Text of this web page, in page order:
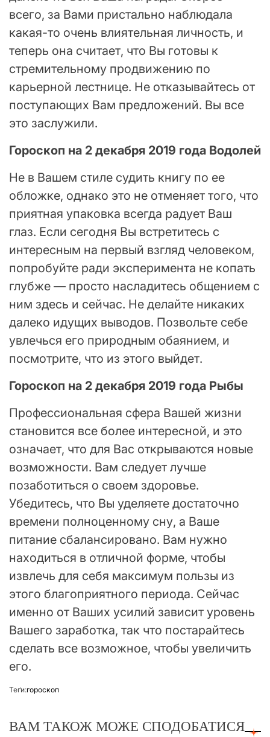
всего, за Вами пристально наблюдала
какая-то очень влиятельная личность, и
теперь она считает, что Вы готовы к
стремительному продвижению по
карьерной лестнице. Не отказывайтесь от
поступающих Вам предложений. Вы все
это заслужили.
Гороскоп на 2 декабря 2019 года Водолей
Не в Вашем стиле судить книгу по ее
обложке, однако это не отменяет того, что
приятная упаковка всегда радует Ваш
глаз. Если сегодня Вы встретитесь с
интересным на первый взгляд человеком,
попробуйте ради эксперимента не копать
глубже — просто насладитесь общением с
ним здесь и сейчас. Не делайте никаких
далеко идущих выводов. Позвольте себе
увлечься его природным обаянием, и
посмотрите, что из этого выйдет.
Гороскоп на 2 декабря 2019 года Рыбы
Профессиональная сфера Вашей жизни
становится все более интересной, и это
означает, что для Вас открываются новые
возможности. Вам следует лучше
позаботиться о своем здоровье.
Убедитесь, что Вы уделяете достаточно
времени полноценному сну, а Ваше
питание сбалансировано. Вам нужно
находиться в отличной форме, чтобы
извлечь для себя максимум пользы из
этого благоприятного периода. Сейчас
именно от Ваших усилий зависит уровень
Вашего заработка, так что постарайтесь
сделать все возможное, чтобы увеличить
его.
Теґи:гороскоп
ВАМ ТАКОЖ МОЖЕ СПОДОБАТИСЯ